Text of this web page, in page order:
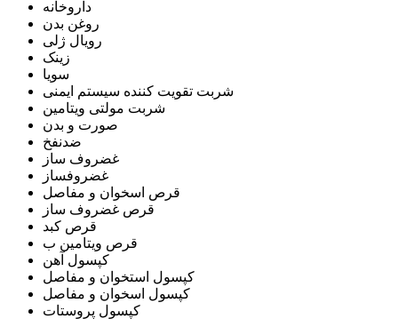
داروخانه
روغن بدن
رویال ژلی
زینک
سویا
شربت تقویت کننده سیستم ایمنی
شربت مولتی ویتامین
صورت و بدن
ضدنفخ
غضروف ساز
غضروفساز
قرص اسخوان و مفاصل
قرص غضروف ساز
قرص کبد
قرص ویتامین ب
کپسول آهن
کپسول استخوان و مفاصل
کپسول اسخوان و مفاصل
کپسول پروستات